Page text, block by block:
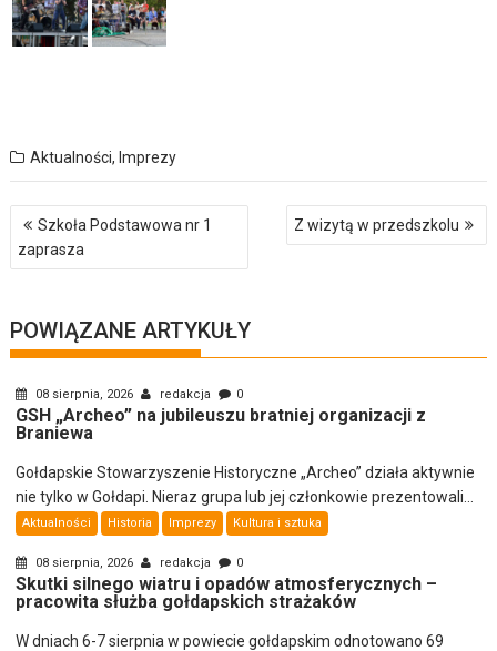
Aktualności, Imprezy
Nawigacja
wpisu
Szkoła Podstawowa nr 1
zaprasza
Z wizytą w przedszkolu
POWIĄZANE ARTYKUŁY
08 sierpnia, 2026 redakcja 0
GSH „Archeo” na jubileuszu bratniej organizacji z
Braniewa
Gołdapskie Stowarzyszenie Historyczne „Archeo” działa aktywnie
nie tylko w Gołdapi. Nieraz grupa lub jej członkowie prezentowali...
Aktualności Historia Imprezy Kultura i sztuka
08 sierpnia, 2026 redakcja 0
Skutki silnego wiatru i opadów atmosferycznych –
pracowita służba gołdapskich strażaków
W dniach 6-7 sierpnia w powiecie gołdapskim odnotowano 69